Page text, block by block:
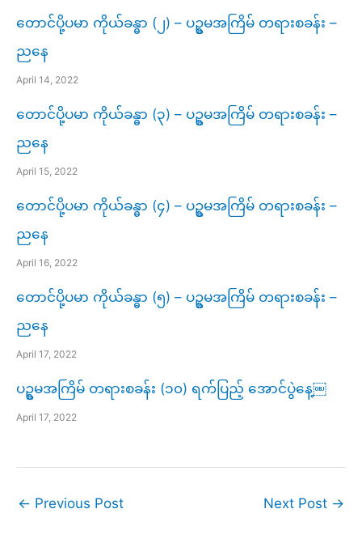
တောင်ပို့ပမာ ကိုယ်ခန္ဓာ (၂) – ပဥ္စမအကြိမ် တရားစခန်း –
ညနေ
April 14, 2022
တောင်ပို့ပမာ ကိုယ်ခန္ဓာ (၃) – ပဥ္စမအကြိမ် တရားစခန်း –
ညနေ
April 15, 2022
တောင်ပို့ပမာ ကိုယ်ခန္ဓာ (၄) – ပဥ္စမအကြိမ် တရားစခန်း –
ညနေ
April 16, 2022
တောင်ပို့ပမာ ကိုယ်ခန္ဓာ (၅) – ပဥ္စမအကြိမ် တရားစခန်း –
ညနေ
April 17, 2022
ပဥ္စမအကြိမ် တရားစခန်း (၁၀) ရက်ပြည့် အောင်ပွဲနေ့￼
April 17, 2022
← Previous Post Next Post →